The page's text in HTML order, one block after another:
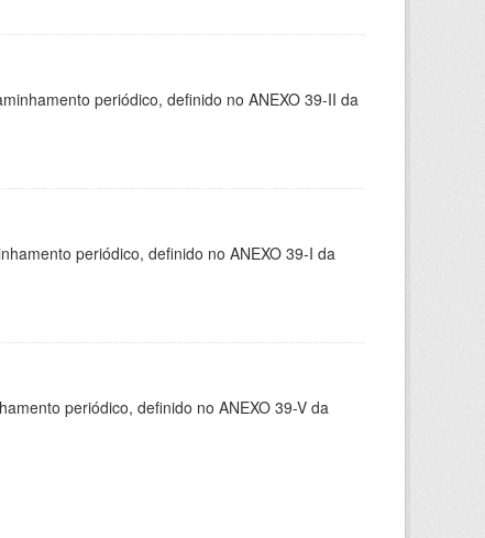
periódico, definido no ANEXO 39-II da
periódico, definido no ANEXO 39-I da
periódico, definido no ANEXO 39-V da